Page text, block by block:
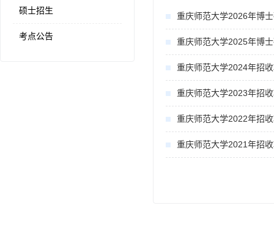
硕士招生
考点公告
重庆师范大学2026年博
重庆师范大学2025年博
重庆师范大学2024年招
重庆师范大学2023年招
重庆师范大学2022年招
重庆师范大学2021年招